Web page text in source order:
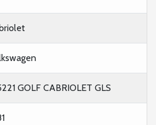
GOLF CABRIOLET GLS